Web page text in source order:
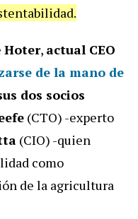
Hoter, actual CEO
de la mano de
dos socios
(CTO) -experto
(CIO) -quien
como
de la agricultura